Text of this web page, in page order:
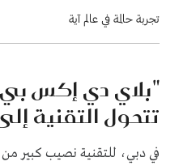
تجربة حالمة في عالم آية
"بلاي دي إكس
تتحول التقنية
في دبي، للتقنية نصيب كبير